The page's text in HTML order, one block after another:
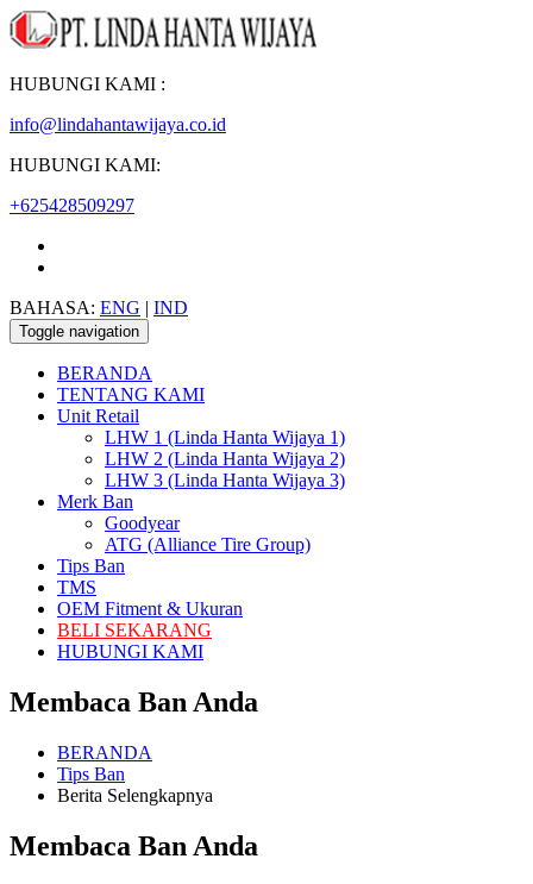
HUBUNGI KAMI :
info@lindahantawijaya.co.id
HUBUNGI KAMI:
+625428509297
BAHASA: ENG | IND
Toggle navigation
BERANDA
TENTANG KAMI
Unit Retail
LHW 1 (Linda Hanta Wijaya 1)
LHW 2 (Linda Hanta Wijaya 2)
LHW 3 (Linda Hanta Wijaya 3)
Merk Ban
Goodyear
ATG (Alliance Tire Group)
Tips Ban
TMS
OEM Fitment & Ukuran
BELI SEKARANG
HUBUNGI KAMI
Membaca Ban Anda
BERANDA
Tips Ban
Berita Selengkapnya
Membaca Ban Anda